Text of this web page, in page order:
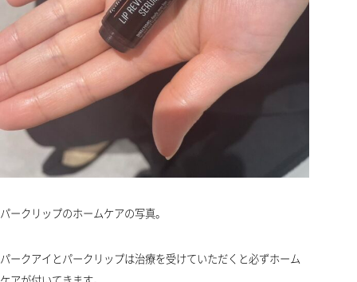
パークリップのホームケアの写真。
パークアイとパークリップは治療を受けていただくと必ずホーム